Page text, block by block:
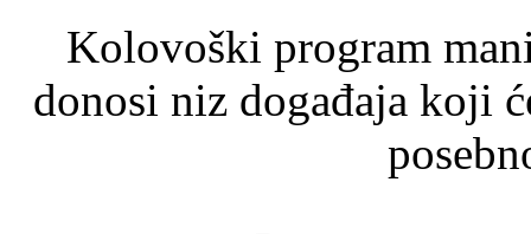
Kolovoški program
donosi niz događaja koji